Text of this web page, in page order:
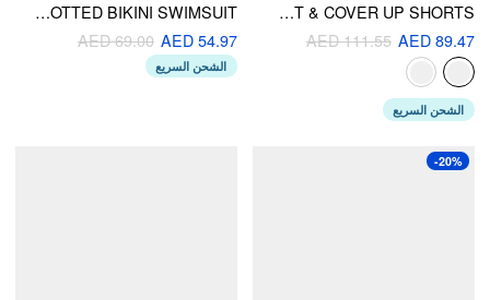
HALTER NECKLINE BOWKNOT LACE BIKINI SET & COVER UP SHORTS
AED 89.47
AED 111.55
الشحن السريع
ASYMMETRICAL RUCHED KNOTTED BIKINI SWIMSUIT
AED 54.97
AED 69.00
الشحن السريع
-20%